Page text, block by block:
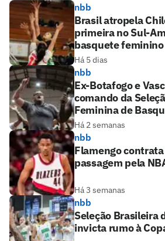
nbb
Brasil atropela
primeira no Sul-
basquete feminino
Há 5 dias
nbb
Ex-Botafogo e
comando da
Feminina de
Há 2 semanas
nbb
Flamengo
passagem pela
Há 3 semanas
nbb
Seleção Brasileira
invicta rumo à